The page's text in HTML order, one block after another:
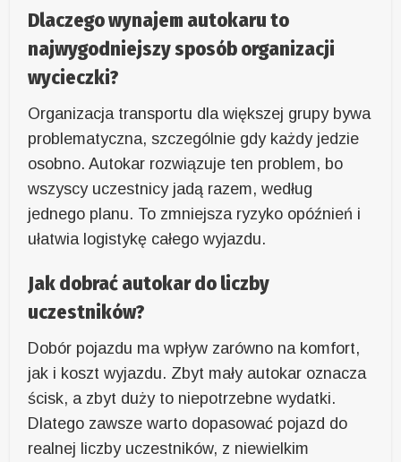
Dlaczego wynajem autokaru to
najwygodniejszy sposób organizacji
wycieczki?
Organizacja transportu dla większej grupy bywa
problematyczna, szczególnie gdy każdy jedzie
osobno. Autokar rozwiązuje ten problem, bo
wszyscy uczestnicy jadą razem, według
jednego planu. To zmniejsza ryzyko opóźnień i
ułatwia logistykę całego wyjazdu.
Jak dobrać autokar do liczby
uczestników?
Dobór pojazdu ma wpływ zarówno na komfort,
jak i koszt wyjazdu. Zbyt mały autokar oznacza
ścisk, a zbyt duży to niepotrzebne wydatki.
Dlatego zawsze warto dopasować pojazd do
realnej liczby uczestników, z niewielkim